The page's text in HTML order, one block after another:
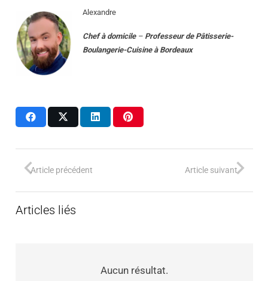
Alexandre
Chef à domicile– Professeur de Pâtisserie-
Boulangerie-Cuisine à Bordeaux
Article précédent Article suivant
Articles liés
Aucun résultat.